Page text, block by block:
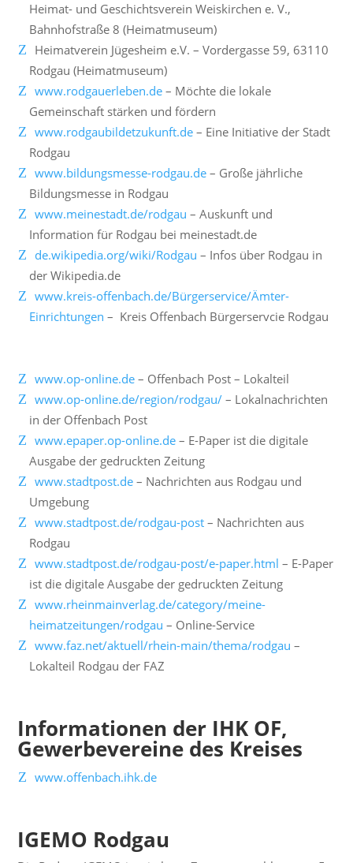
Heimat- und Geschichtsverein Weiskirchen e. V.,
Bahnhofstraße 8 (Heimatmuseum)
Heimatverein Jügesheim e.V. – Vordergasse 59, 63110
Rodgau (Heimatmuseum)
www.rodgauerleben.de – Möchte die lokale
Gemeinschaft stärken und fördern
www.rodgaubildetzukunft.de – Eine Initiative der Stadt
Rodgau
www.bildungsmesse-rodgau.de – Große jährliche
Bildungsmesse in Rodgau
www.meinestadt.de/rodgau – Auskunft und
Information für Rodgau bei meinestadt.de
de.wikipedia.org/wiki/Rodgau – Infos über Rodgau in
der Wikipedia.de
www.kreis-offenbach.de/Bürgerservice/Ämter-
Einrichtungen – Kreis Offenbach Bürgerservcie Rodgau
www.op-online.de – Offenbach Post – Lokalteil
www.op-online.de/region/rodgau/ – Lokalnachrichten
in der Offenbach Post
www.epaper.op-online.de – E-Paper ist die digitale
Ausgabe der gedruckten Zeitung
www.stadtpost.de– Nachrichten aus Rodgau und
Umgebung
www.stadtpost.de/rodgau-post– Nachrichten aus
Rodgau
www.stadtpost.de/rodgau-post/e-paper.html – E-Paper
ist die digitale Ausgabe der gedruckten Zeitung
www.rheinmainverlag.de/category/meine-
heimatzeitungen/rodgau – Online-Service
www.faz.net/aktuell/rhein-main/thema/rodgau –
Lokalteil Rodgau der FAZ
Informationen der IHK OF,
Gewerbevereine des Kreises
www.offenbach.ihk.de
IGEMO Rodgau